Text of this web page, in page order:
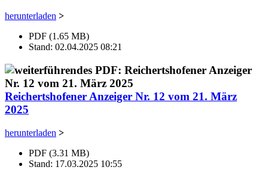
herunterladen >
PDF (1.65 MB)
Stand: 02.04.2025 08:21
Reichertshofener Anzeiger Nr. 12 vom 21. März
2025
herunterladen >
PDF (3.31 MB)
Stand: 17.03.2025 10:55